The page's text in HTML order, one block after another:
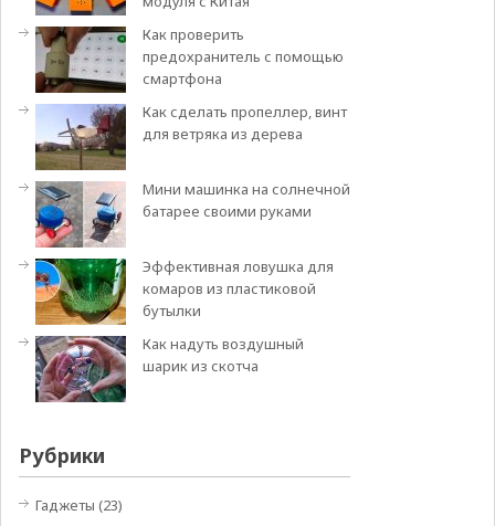
Как проверить
предохранитель с помощью
смартфона
Как сделать пропеллер, винт
для ветряка из дерева
Мини машинка на солнечной
батарее своими руками
Эффективная ловушка для
комаров из пластиковой
бутылки
Как надуть воздушный
шарик из скотча
Рубрики
Гаджеты (23)